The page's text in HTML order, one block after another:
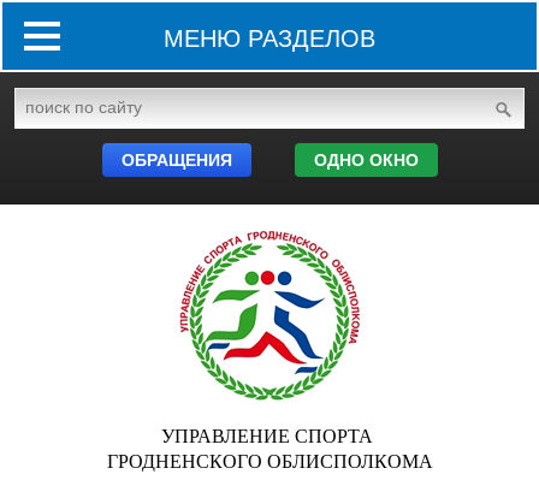
МЕНЮ РАЗДЕЛОВ
ОБРАЩЕНИЯ ОДНО ОКНО
УПРАВЛЕНИЕ СПОРТА
ГРОДНЕНСКОГО ОБЛИСПОЛКОМА